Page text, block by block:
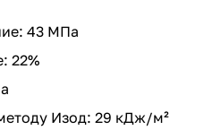
43 МПа
22%
Изод: 29 кДж/м²